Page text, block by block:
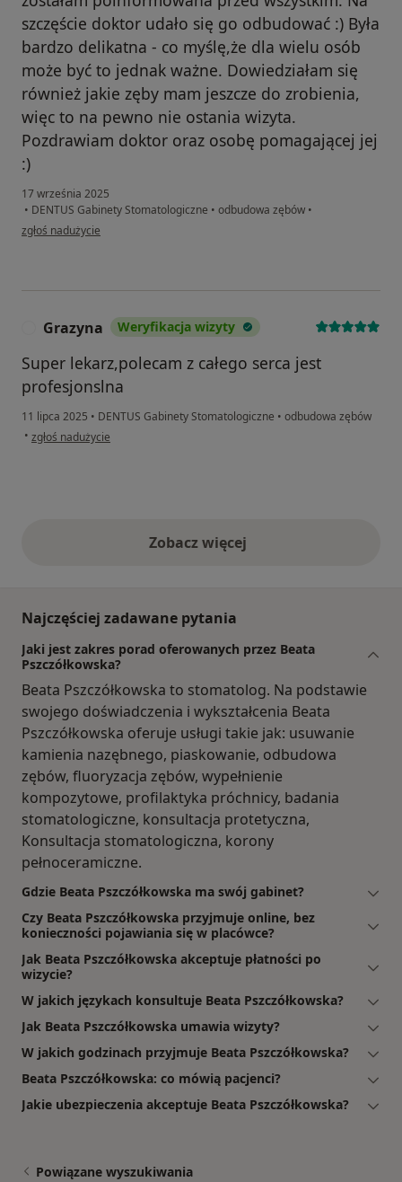
szczęście doktor udało się go odbudować :) Była
bardzo delikatna - co myślę,że dla wielu osób
może być to jednak ważne. Dowiedziałam się
również jakie zęby mam jeszcze do zrobienia,
więc to na pewno nie ostania wizyta.
Pozdrawiam doktor oraz osobę pomagającej jej
:)
17 września 2025
• DENTUS Gabinety Stomatologiczne • odbudowa zębów •
w opinii użytkownika Patrycja W
zgłoś nadużycie
Grazyna Weryfikacja wizyty
Super lekarz,polecam z całego serca jest
profesjonslna
11 lipca 2025 • DENTUS Gabinety Stomatologiczne • odbudowa zębów
• w opinii użytkownika Grazyna
zgłoś nadużycie
Zobacz więcejopinie powyżej
Najczęściej zadawane pytania
Jaki jest zakres porad oferowanych przez Beata
Pszczółkowska?
Beata Pszczółkowska to stomatolog. Na podstawie
swojego doświadczenia i wykształcenia Beata
Pszczółkowska oferuje usługi takie jak: usuwanie
kamienia nazębnego, piaskowanie, odbudowa
zębów, fluoryzacja zębów, wypełnienie
kompozytowe, profilaktyka próchnicy, badania
stomatologiczne, konsultacja protetyczna,
Konsultacja stomatologiczna, korony
pełnoceramiczne.
Gdzie Beata Pszczółkowska ma swój gabinet?
Czy Beata Pszczółkowska przyjmuje online, bez
konieczności pojawiania się w placówce?
Jak Beata Pszczółkowska akceptuje płatności po
wizycie?
W jakich językach konsultuje Beata Pszczółkowska?
Jak Beata Pszczółkowska umawia wizyty?
W jakich godzinach przyjmuje Beata Pszczółkowska?
Beata Pszczółkowska: co mówią pacjenci?
Jakie ubezpieczenia akceptuje Beata Pszczółkowska?
Powiązane wyszukiwania